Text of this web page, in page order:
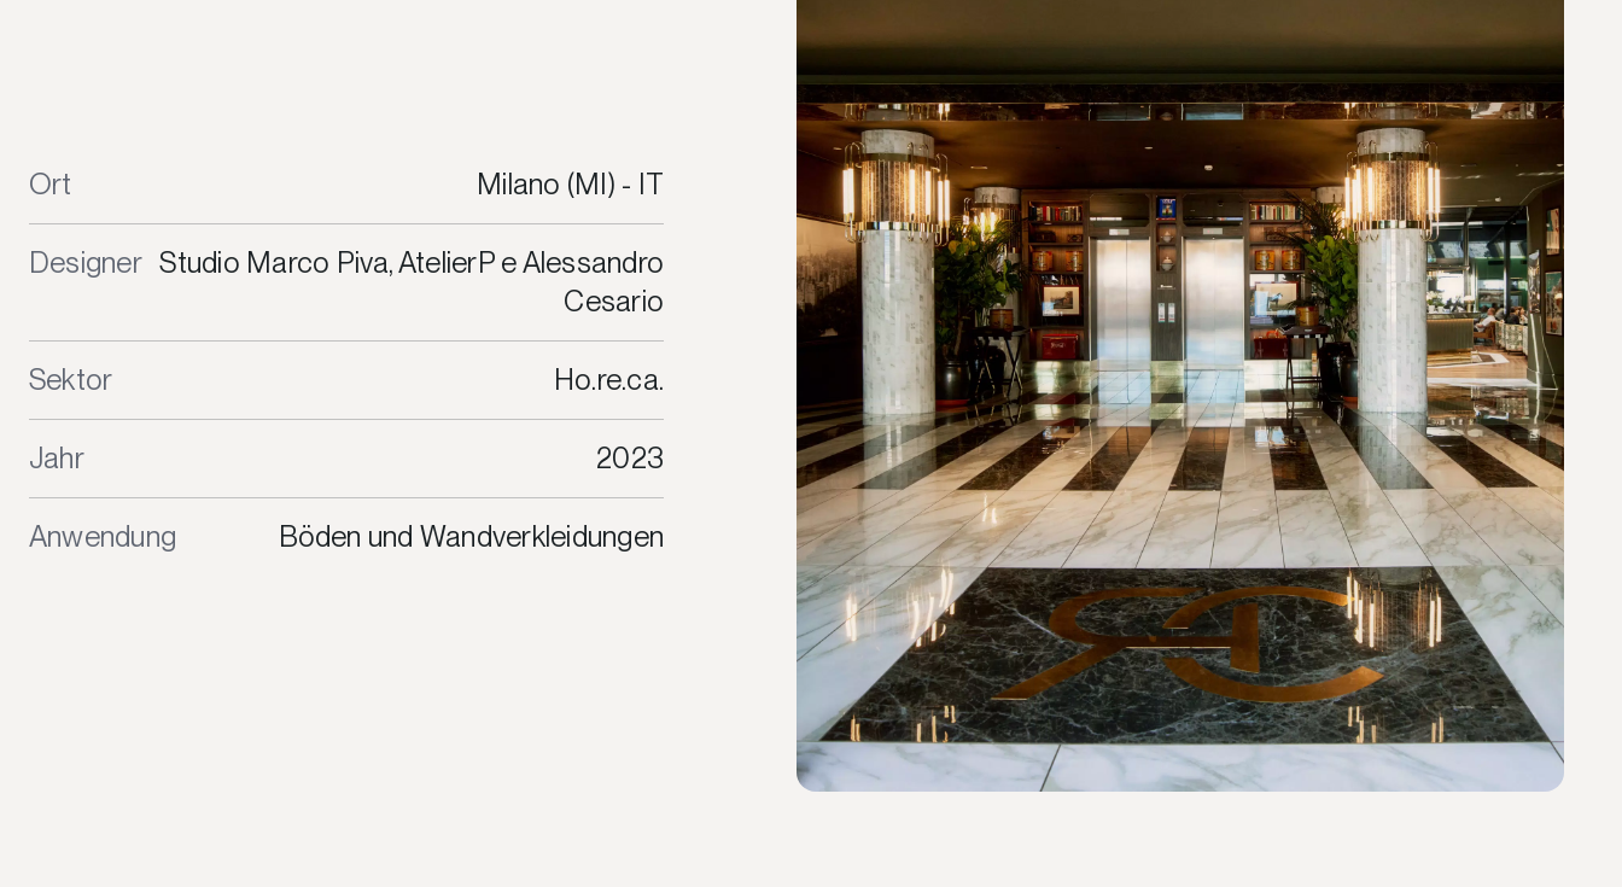
Ort Milano (MI) - IT
Designer Studio Marco Piva, AtelierP e Alessandro
Cesario
Sektor Ho.re.ca.
Jahr 2023
Anwendung Böden und Wandverkleidungen